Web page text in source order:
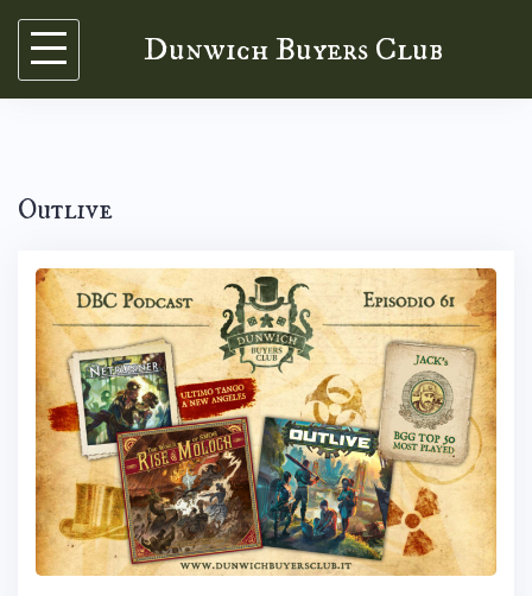
Skip
content
Dunwich Buyers Club
Outlive